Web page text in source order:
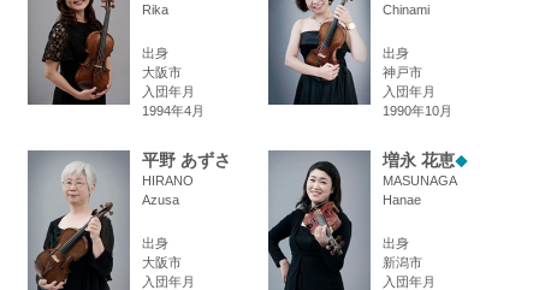
Rika
出身
大阪市
入団年月
1994年4月
Chinami
出身
神戸市
入団年月
1990年10月
平野 あずさ
HIRANO
Azusa
出身
大阪市
入団年月
増永 花恵◆
MASUNAGA
Hanae
出身
新潟市
入団年月